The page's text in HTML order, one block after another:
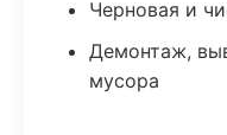
Черновая и
Демонтаж,
мусора